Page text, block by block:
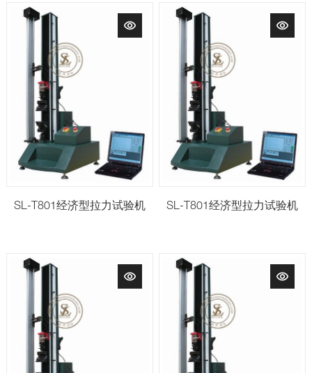
SL-T801经济型拉力试验机 SL-T801经济型拉力试验机